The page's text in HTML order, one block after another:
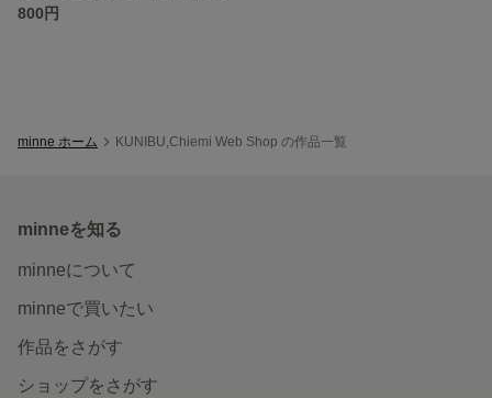
800円
minne ホーム KUNIBU,Chiemi Web Shop の作品一覧
minneを知る
minneについて
minneで買いたい
作品をさがす
ショップをさがす